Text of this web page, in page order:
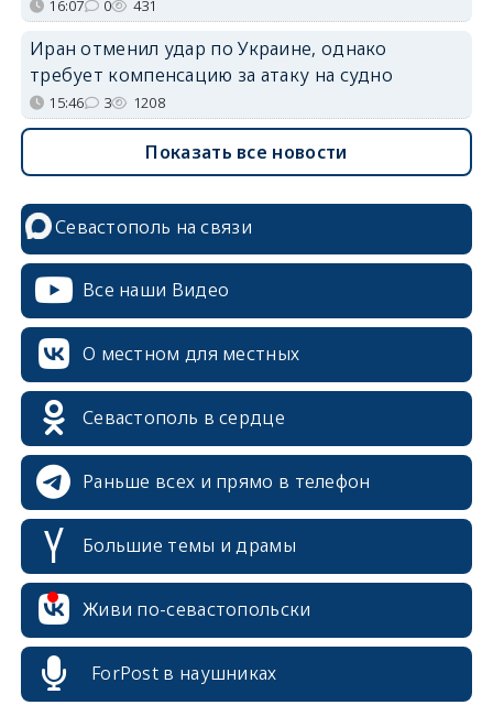
16:07 0 431
Иран отменил удар по Украине, однако
требует компенсацию за атаку на судно
15:46 3 1208
Показать все новости
Севастополь на связи
Все наши Видео
О местном для местных
Севастополь в сердце
Раньше всех и прямо в телефон
Большие темы и драмы
Живи по-севастопольски
ForPost в наушниках